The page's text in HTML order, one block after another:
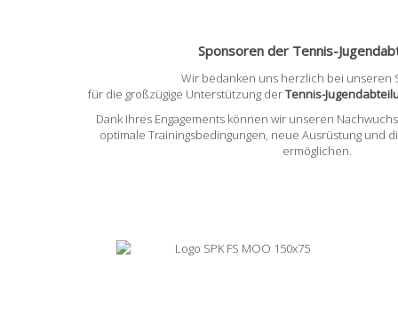
Sponsoren der Tennis-
Wir bedanken uns herzlich bei unseren
für die großzügige Unterstützung derTennis-
Dank Ihres Engagements können wir unseren
optimale Trainingsbedingungen, neue Ausrüstung und
ermöglichen.